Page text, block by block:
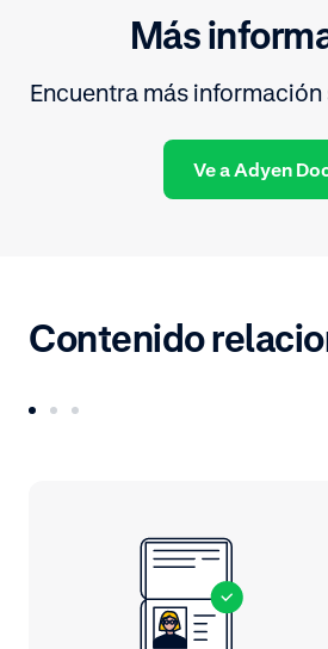
Más
Encuentra más
Ve a Adyen
Contenido